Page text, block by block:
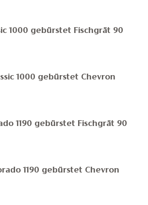
1000 gebürstet Fischgrät 90
1000 gebürstet Chevron
1190 gebürstet Fischgrät 90
1190 gebürstet Chevron